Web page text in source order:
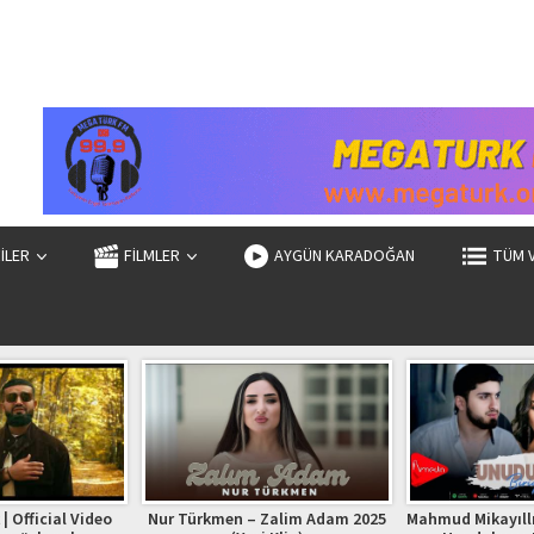
FİLMLER AYGÜN KARADOĞAN TÜM
Official Video
Nur Türkmen – Zalim Adam 2025
Mahmud